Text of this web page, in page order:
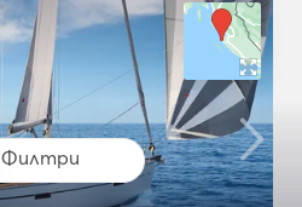
Филтри